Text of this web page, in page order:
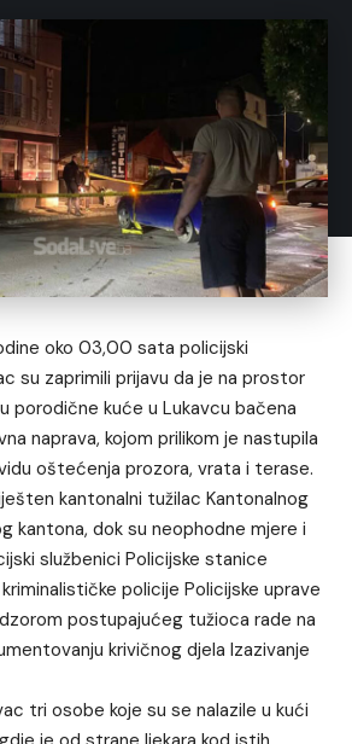
oko 03,00 sata policijski
su zaprimili prijavu da je na prostor
porodične kuće u Lukavcu bačena
naprava, kojom prilikom je nastupila
oštećenja prozora, vrata i terase.
kantonalni tužilac Kantonalnog
kantona, dok su neophodne mjere i
službenici Policijske stanice
policije Policijske uprave
postupajućeg tužioca rade na
krivičnog djela Izazivanje
tri osobe koje su se nalazile u kući